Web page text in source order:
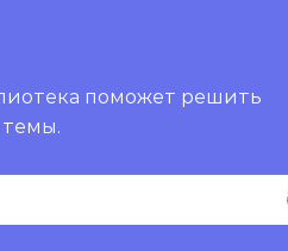
поможет решить